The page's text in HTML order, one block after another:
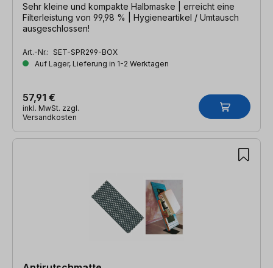
Sehr kleine und kompakte Halbmaske | erreicht eine
Filterleistung von 99,98 % | Hygieneartikel / Umtausch
ausgeschlossen!
Art.-Nr.: SET-SPR299-BOX
Auf Lager, Lieferung in 1-2 Werktagen
57,91 €
inkl. MwSt. zzgl.
Versandkosten